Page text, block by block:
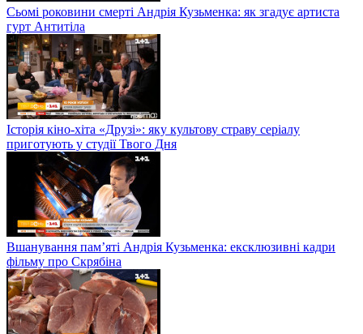
Сьомі роковини смерті Андрія Кузьменка: як згадує артиста
гурт Антитіла
Історія кіно-хіта «Друзі»: яку культову страву серіалу
приготують у студії Твого Дня
Вшанування пам’яті Андрія Кузьменка: ексклюзивні кадри
фільму про Скрябіна